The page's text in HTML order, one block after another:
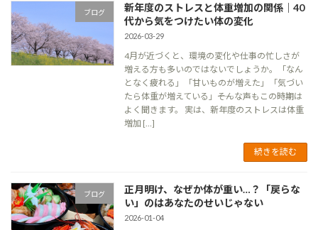
ブログ
新年度のストレスと体重増加の関係｜40
代から気をつけたい体の変化
2026-03-29
4月が近づくと、環境の変化や仕事の忙しさが
増える方も多いのではないでしょうか。「なん
となく疲れる」「甘いものが増えた」「気づい
たら体重が増えている」――そんな声もこの時期は
よく聞きます。 実は、新年度のストレスは体重
増加 […]
続きを読む
ブログ
正月明け、なぜか体が重い…？「戻らな
い」のはあなたのせいじゃない
2026-01-04